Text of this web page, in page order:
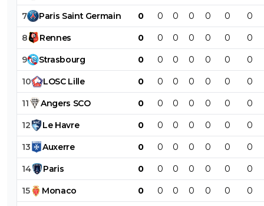
7 Paris Saint Germain 0 0 0 0 0 0 0
8 Rennes 0 0 0 0 0 0 0
9 Strasbourg 0 0 0 0 0 0 0
10 LOSC Lille 0 0 0 0 0 0 0
11 Angers SCO 0 0 0 0 0 0 0
12 Le Havre 0 0 0 0 0 0 0
13 Auxerre 0 0 0 0 0 0 0
14 Paris 0 0 0 0 0 0 0
15 Monaco 0 0 0 0 0 0 0